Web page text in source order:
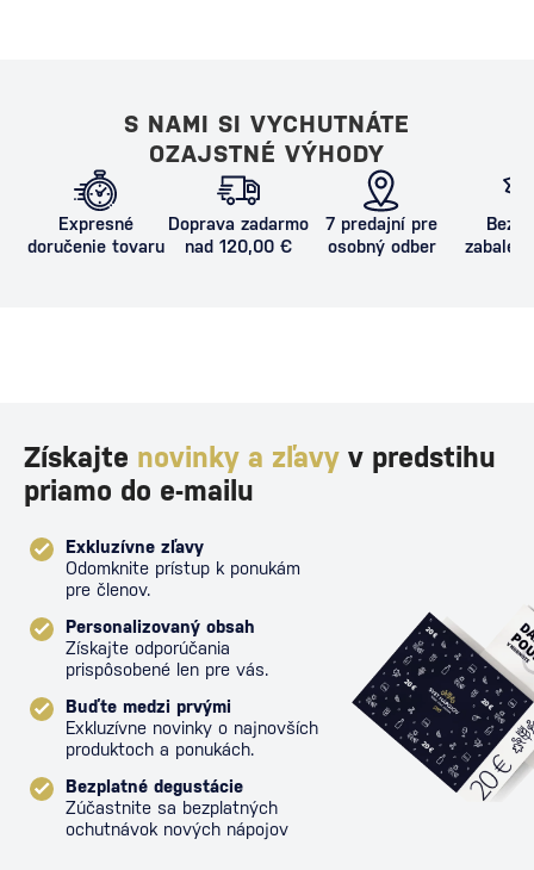
S NAMI SI VYCHUTNÁTE
OZAJSTNÉ VÝHODY
Expresné
doručenie tovaru
Doprava zadarmo
nad 120,00 €
7 predajní pre
osobný odber
Získajte novinky a zľavy v predstihu
priamo do e-mailu
Exkluzívne zľavy
Odomknite prístup k ponukám
pre členov.
Personalizovaný obsah
Získajte odporúčania
prispôsobené len pre vás.
Buďte medzi prvými
Exkluzívne novinky o najnovších
produktoch a ponukách.
Bezplatné degustácie
Zúčastnite sa bezplatných
ochutnávok nových nápojov